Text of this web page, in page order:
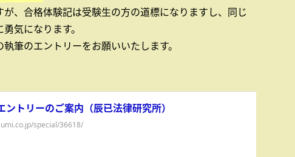
、合格体験記は受験生の方の道標になりますし、同じ
気になります。
筆のエントリーをお願いいたします。
ントリーのご案内（辰已法律研究所）
special/36618/